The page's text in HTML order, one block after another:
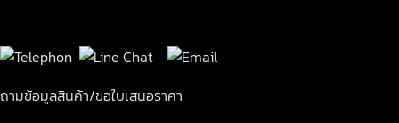
ถามข้อมูลสินค้า/ขอใบเสนอราคา